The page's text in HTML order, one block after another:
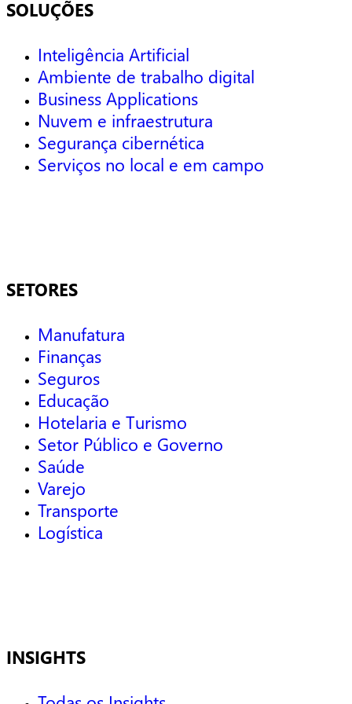
SOLUÇÕES
Inteligência Artificial
Ambiente de trabalho digital
Business Applications
Nuvem e infraestrutura
Segurança cibernética
Serviços no local e em campo
SETORES
Manufatura
Finanças
Seguros
Educação
Hotelaria e Turismo
Setor Público e Governo
Saúde
Varejo
Transporte
Logística
INSIGHTS